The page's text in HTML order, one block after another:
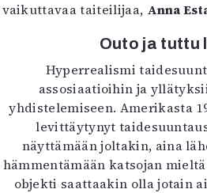
vaikuttavaa taiteilijaa, Anna
Outo ja tuttu
Hyperrealismi
assosiaatioihin ja
yhdistelemiseen. Amerikasta
levittäytynyt
näyttämään joltakin, aina
hämmentämään katsojan
objekti saattaakin olla jotain